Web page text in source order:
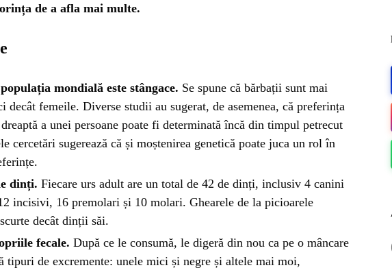
de a afla mai multe.
mondială este stângace. Se spune că bărbații sunt mai
decât femeile. Diverse studii au sugerat, de asemenea, că preferința
a unei persoane poate fi determinată încă din timpul petrecut
cercetări sugerează că și moștenirea genetică poate juca un rol în
dinți. Fiecare urs adult are un total de 42 de dinți, inclusiv 4 canini
incisivi, 16 premolari și 10 molari. Ghearele de la picioarele
decât dinții săi.
fecale. După ce le consumă, le digeră din nou ca pe o mâncare
tipuri de excremente: unele mici și negre și altele mai moi,
HOME
BLOG